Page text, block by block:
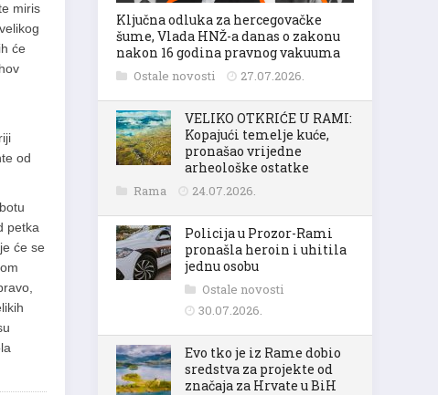
miris
će
od
petka
će se
Ključna odluka za hercegovačke
šume, Vlada HNŽ-a danas o zakonu
nakon 16 godina pravnog vakuuma
Ostale novosti 27.07.2026.
VELIKO OTKRIĆE U RAMI:
Kopajući temelje kuće,
pronašao vrijedne
arheološke ostatke
Rama 24.07.2026.
Policija u Prozor-Rami
pronašla heroin i uhitila
jednu osobu
Ostale novosti
30.07.2026.
Evo tko je iz Rame dobio
sredstva za projekte od
značaja za Hrvate u BiH